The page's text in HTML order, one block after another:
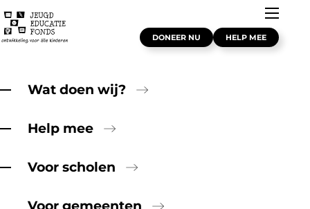
DONEER NU HELP MEE
Wat doen wij?
Help mee
Voor scholen